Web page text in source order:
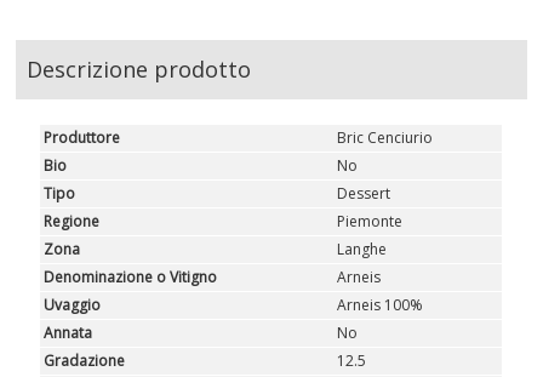
Descrizione prodotto
Produttore
Bric Cenciurio
Bio
No
Tipo
Dessert
Regione
Piemonte
Zona
Langhe
Denominazione o Vitigno
Arneis
Uvaggio
Arneis 100%
Annata
No
Gradazione
12.5